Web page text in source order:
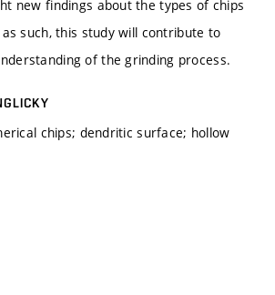
new findings about the types of chips
such, this study will contribute to
of the grinding process.
chips; dendritic surface; hollow